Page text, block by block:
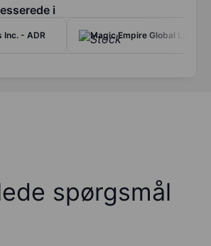
i
Inc. - ADR Magic Empire Global Ltd
spørgsmål